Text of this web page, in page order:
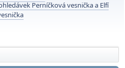
Perníčková vesnička a Elfí